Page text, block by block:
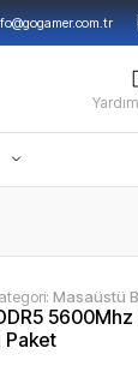
Masaüstü
Paket